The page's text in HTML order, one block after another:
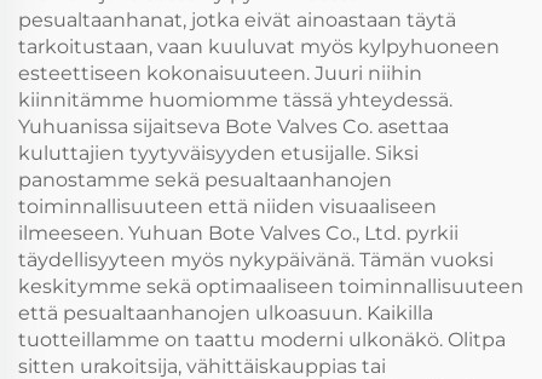
pesualtaanhanat, jotka eivät ainoastaan täytä
tarkoitustaan, vaan kuuluvat myös kylpyhuoneen
esteettiseen kokonaisuuteen. Juuri niihin
kiinnitämme huomiomme tässä yhteydessä.
Yuhuanissa sijaitseva Bote Valves Co. asettaa
kuluttajien tyytyväisyyden etusijalle. Siksi
panostamme sekä pesualtaanhanojen
toiminnallisuuteen että niiden visuaaliseen
ilmeeseen. Yuhuan Bote Valves Co., Ltd. pyrkii
täydellisyyteen myös nykypäivänä. Tämän vuoksi
keskitymme sekä optimaaliseen toiminnallisuuteen
että pesualtaanhanojen ulkoasuun. Kaikilla
tuotteillamme on taattu moderni ulkonäkö. Olitpa
sitten urakoitsija, vähittäiskauppias tai